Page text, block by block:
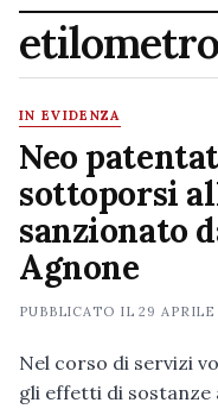
etilometro
IN EVIDENZA
Neo
sottoporsi
sanzionato
Agnone
PUBBLICATO IL29
Nel corso di servizi
gli effetti di sostanze